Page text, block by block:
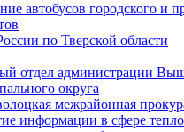
автобусов городского и
по Тверской области
отдел администрации
округа
межрайонная
информации в сфере